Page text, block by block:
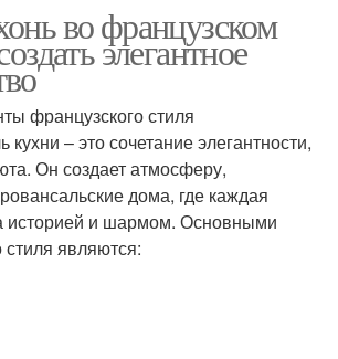
стиле
Стиль в маленькой
во французском
элегантное
французского стиля
кухни – это сочетание элегантности,
Он создает атмосферу,
дома, где каждая
историей и шармом. Основными
являются: